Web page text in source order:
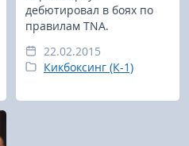
дебютировал в боях по
правилам TNA.
22.02.2015
Кикбоксинг (К-1)